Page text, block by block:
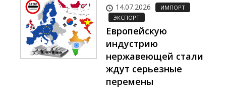
14.07.2026
ИМПОРТ
ЭКСПОРТ
Европейскую
индустрию
нержавеющей стали
ждут серьезные
перемены